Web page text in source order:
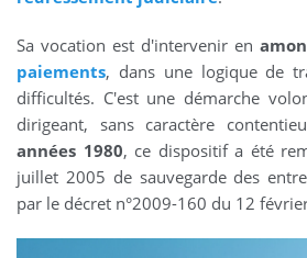
Sa vocation est d'intervenir en
paiements, dans une logique de
difficultés. C'est une démarche
dirigeant, sans caractère
années 1980, ce dispositif a été
juillet 2005 de sauvegarde des
par le décret n°2009-160 du 12